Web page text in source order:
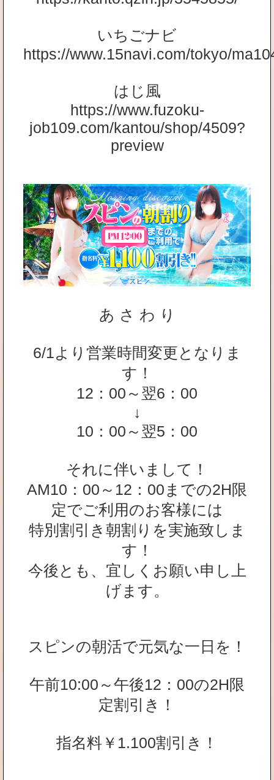
いちごナビ
https://www.15navi.com/tokyo/
はじ風
https://www.fuzoku-
job109.com/kantou/shop/4509?
preview
あ さ わ り
6/1より営業時間変更となりま
す！
12：00～翌6：00
↓
10：00～翌5：00
それに伴いまして！
AM10：00～12：00までの2H限
定でご利用のお客様には
特別割引き朝割りを実施致しま
す！
今後とも、宜しくお願い申し上
げます。
スピンの朝活で元気な一日を！
午前10:00～午後12：00の2H限
定割引き！
指名料￥1.100割引き！